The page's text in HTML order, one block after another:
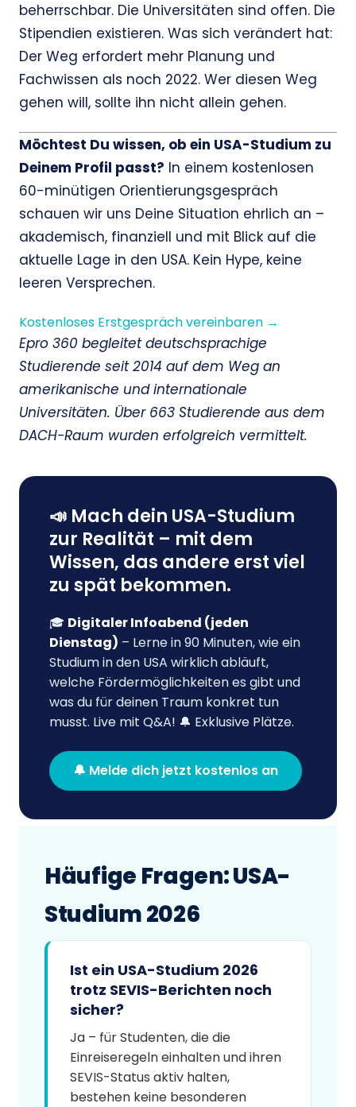
beherrschbar. Die Universitäten sind offen. Die
Stipendien existieren. Was sich verändert hat:
Der Weg erfordert mehr Planung und
Fachwissen als noch 2022. Wer diesen Weg
gehen will, sollte ihn nicht allein gehen.
Möchtest Du wissen, ob ein USA-Studium zu
Deinem Profil passt? In einem kostenlosen
60-minütigen Orientierungsgespräch
schauen wir uns Deine Situation ehrlich an –
akademisch, finanziell und mit Blick auf die
aktuelle Lage in den USA. Kein Hype, keine
leeren Versprechen.
Kostenloses Erstgespräch vereinbaren →
Epro 360 begleitet deutschsprachige
Studierende seit 2014 auf dem Weg an
amerikanische und internationale
Universitäten. Über 663 Studierende aus dem
DACH-Raum wurden erfolgreich vermittelt.
📣 Mach dein USA-Studium
zur Realität – mit dem
Wissen, das andere erst viel
zu spät bekommen.
🎓 Digitaler Infoabend (jeden
Dienstag) – Lerne in 90 Minuten, wie ein
Studium in den USA wirklich abläuft,
welche Fördermöglichkeiten es gibt und
was du für deinen Traum konkret tun
musst. Live mit Q&A! 🔔 Exklusive Plätze.
🔔 Melde dich jetzt kostenlos an
Häufige Fragen: USA-
Studium 2026
Ist ein USA-Studium 2026
trotz SEVIS-Berichten noch
sicher?
Ja – für Studenten, die die
Einreiseregeln einhalten und ihren
SEVIS-Status aktiv halten,
bestehen keine besonderen